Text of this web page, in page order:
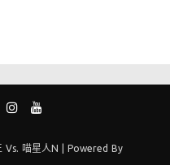
Vs. 喵星人N | Powered By